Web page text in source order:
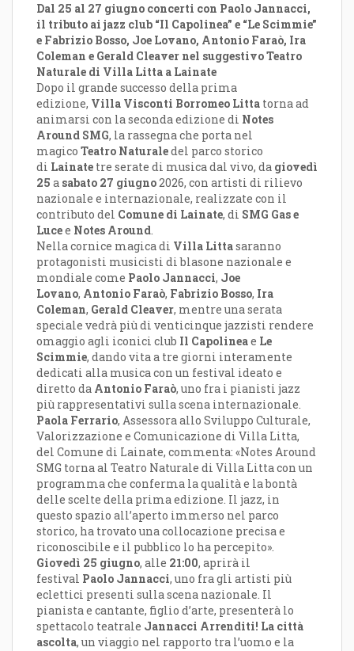
Dal 25 al 27 giugno concerti con Paolo Jannacci,
il tributo ai jazz club “Il Capolinea” e “Le Scimmie”
e Fabrizio Bosso, Joe Lovano, Antonio Faraò, Ira
Coleman e Gerald Cleaver nel suggestivo Teatro
Naturale di Villa Litta a Lainate
Dopo il grande successo della prima
edizione, Villa Visconti Borromeo Litta torna ad
animarsi con la seconda edizione di Notes
Around SMG, la rassegna che porta nel
magico Teatro Naturaledel parco storico
di Lainate tre serate di musica dal vivo, da giovedì
25 a sabato 27 giugno2026, con artisti di rilievo
nazionale e internazionale, realizzate con il
contributo del Comune di Lainate, di SMG Gas e
Lucee Notes Around.
Nella cornice magica di Villa Littasaranno
protagonisti musicisti di blasone nazionale e
mondiale come Paolo Jannacci, Joe
Lovano, Antonio Faraò, Fabrizio Bosso, Ira
Coleman, Gerald Cleaver, mentre una serata
speciale vedrà più di venticinque jazzisti rendere
omaggio agli iconici club Il Capolineae Le
Scimmie, dando vita a tre giorni interamente
dedicati alla musica con un festival ideato e
diretto da Antonio Faraò, uno fra i pianisti jazz
più rappresentativi sulla scena internazionale.
Paola Ferrario, Assessora allo Sviluppo Culturale,
Valorizzazione e Comunicazione di Villa Litta,
del Comune di Lainate, commenta: «Notes Around
SMG torna al Teatro Naturale di Villa Litta con un
programma che conferma la qualità e la bontà
delle scelte della prima edizione. Il jazz, in
questo spazio all’aperto immerso nel parco
storico, ha trovato una collocazione precisa e
riconoscibile e il pubblico lo ha percepito».
Giovedì 25 giugno, alle 21:00, aprirà il
festival Paolo Jannacci, uno fra gli artisti più
eclettici presenti sulla scena nazionale. Il
pianista e cantante, figlio d’arte, presenterà lo
spettacolo teatrale Jannacci Arrenditi! La città
ascolta, un viaggio nel rapporto tra l’uomo e la